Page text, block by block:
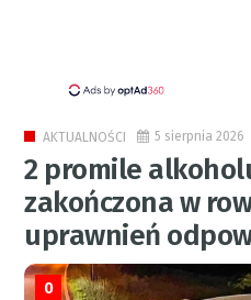
AKTUALNOŚCI 5 sierpnia 2026
2 promile
zakończona w
uprawnień
0